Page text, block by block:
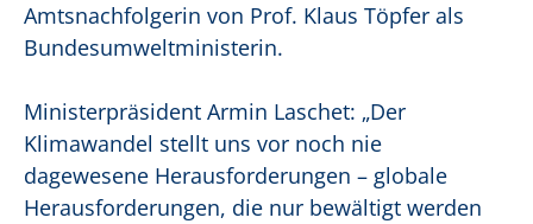
Amtsnachfolgerin von Prof. Klaus Töpfer als
Bundesumweltministerin.
Ministerpräsident Armin Laschet: „Der
Klimawandel stellt uns vor noch nie
dagewesene Herausforderungen – globale
Herausforderungen, die nur bewältigt werden